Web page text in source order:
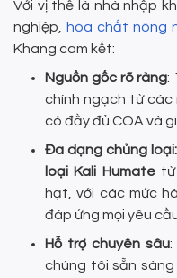
Với vị thế là nhà nhập
nghiệp,
hóa chất nông
Khang cam kết:
Nguồn gốc rõ ràng:
chính ngạch từ các
có đầy đủ COA và
Đa dạng chủng loại:
loại Kali Humatetừ
hạt, với các mức
đáp ứng mọi yêu
Hỗ trợ chuyên sâu:
chúng tôi sẵn